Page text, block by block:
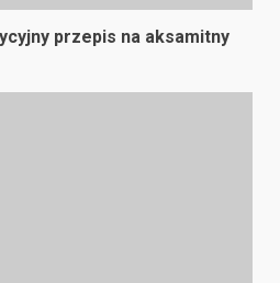
przepis na aksamitny